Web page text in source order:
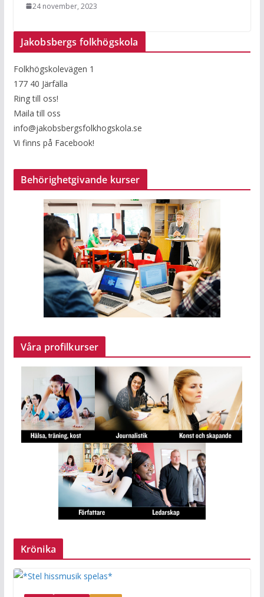
24 november, 2023
Jakobsbergs folkhögskola
Folkhögskolevägen 1
177 40 Järfälla
Ring till oss!
Maila till oss
info@jakobsbergsfolkhogskola.se
Vi finns på Facebook!
Behörighetgivande kurser
Våra profilkurser
Krönika